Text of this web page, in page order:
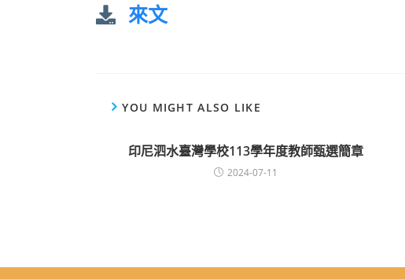
來文
YOU MIGHT ALSO LIKE
印尼泗水臺灣學校113學年度教師甄選簡章
2024-07-11